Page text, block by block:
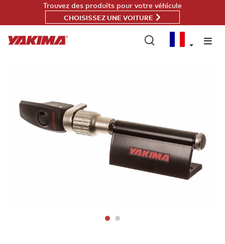
Trouvez des produits pour votre véhicule
CHOISISSEZ UNE VOITURE